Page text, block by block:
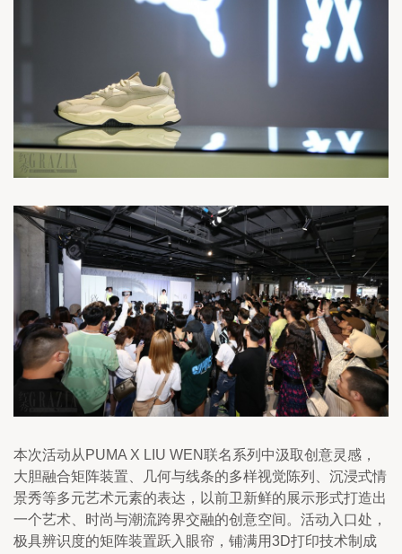
本次活动从PUMA X LIU WEN联名系列中汲取创意灵感，
大胆融合矩阵装置、几何与线条的多样视觉陈列、沉浸式情
景秀等多元艺术元素的表达，以前卫新鲜的展示形式打造出
一个艺术、时尚与潮流跨界交融的创意空间。活动入口处，
极具辨识度的矩阵装置跃入眼帘，铺满用3D打印技术制成